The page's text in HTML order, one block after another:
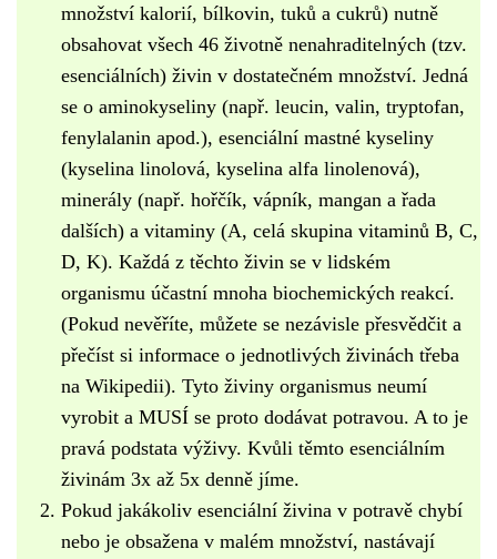
množství kalorií, bílkovin, tuků a cukrů) nutně
obsahovat všech 46 životně nenahraditelných (tzv.
esenciálních) živin v dostatečném množství. Jedná
se o aminokyseliny (např. leucin, valin, tryptofan,
fenylalanin apod.), esenciální mastné kyseliny
(kyselina linolová, kyselina alfa linolenová),
minerály (např. hořčík, vápník, mangan a řada
dalších) a vitaminy (A, celá skupina vitaminů B, C,
D, K). Každá z těchto živin se v lidském
organismu účastní mnoha biochemických reakcí.
(Pokud nevěříte, můžete se nezávisle přesvědčit a
přečíst si informace o jednotlivých živinách třeba
na Wikipedii). Tyto živiny organismus neumí
vyrobit a MUSÍ se proto dodávat potravou. A to je
pravá podstata výživy. Kvůli těmto esenciálním
živinám 3x až 5x denně jíme.
Pokud jakákoliv esenciální živina v potravě chybí
nebo je obsažena v malém množství, nastávají